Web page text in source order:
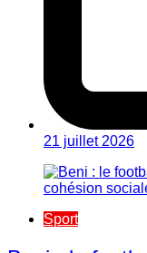
21 juillet 2026
Sport